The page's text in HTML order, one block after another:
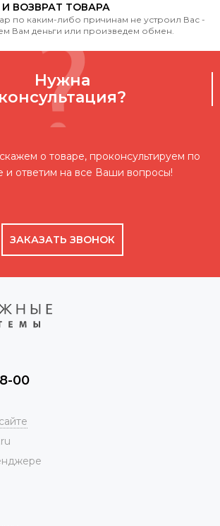
ВОЗВРАТ ТОВАРА
по каким-либо причинам не устроил Вас -
Вам деньги или произведем обмен.
Нужна
консультация?
о товаре, проконсультируем по
и ответим на все Ваши вопросы!
ЗАКАЗАТЬ ЗВОНОК
00